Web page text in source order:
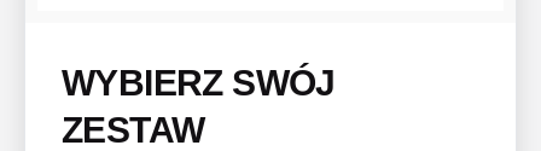
WYBIERZ SWÓJ
ZESTAW